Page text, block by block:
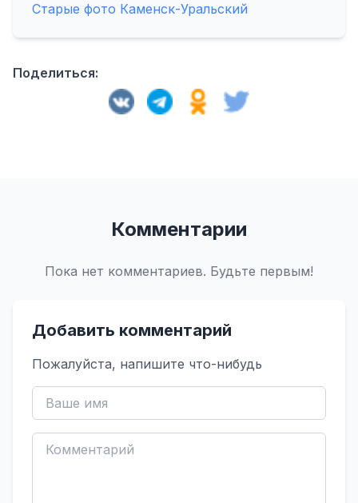
Старые фото Каменск-Уральский
Поделиться:
Комментарии
Пока нет комментариев. Будьте первым!
Добавить комментарий
Пожалуйста, напишите что-нибудь